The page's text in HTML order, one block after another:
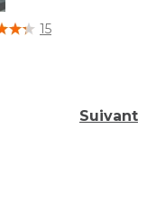
Évaluation des clients
15
Suivant